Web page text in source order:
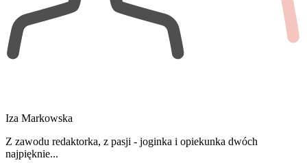
Iza Markowska
Z zawodu redaktorka, z pasji - joginka i opiekunka dwóch
najpięknie...